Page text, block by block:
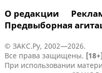
О редакции
Предвыборная
© ЗАКС.Ру, 2002—2026.
Все права защищены. [18+]
При использовании